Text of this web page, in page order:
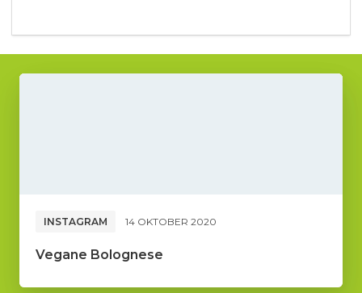
INSTAGRAM 14 OKTOBER 2020
Vegane Bolognese